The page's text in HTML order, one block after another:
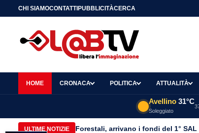
CHI SIAMOCONTATTIPUBBLICITÀCERCA
HOME CRONACA POLITICA ATTUALITÀ
Avellino 31°C
Soleggiato
ULTIME NOTIZIE Forestali, arrivano i fondi del 1°